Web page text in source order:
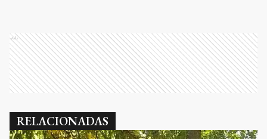
Ads
RELACIONADAS